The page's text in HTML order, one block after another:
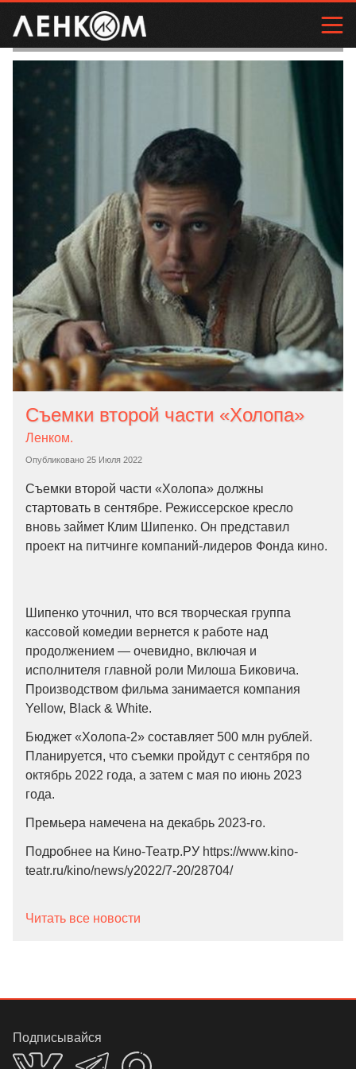
Съемки второй части «Холопа»
Опубликовано 25 Июля 2022
Ленком.
Съемки второй части «Холопа» должны
стартовать в сентябре. Режиссерское кресло
вновь займет Клим Шипенко. Он представил
проект на питчинге компаний-лидеров Фонда кино.
Шипенко уточнил, что вся творческая группа
кассовой комедии вернется к работе над
продолжением — очевидно, включая и
исполнителя главной роли Милоша Биковича.
Производством фильма занимается компания
Yellow, Black & White.
Бюджет «Холопа-2» составляет 500 млн рублей.
Планируется, что съемки пройдут с сентября по
октябрь 2022 года, а затем с мая по июнь 2023
года.
Премьера намечена на декабрь 2023-го.
Подробнее на Кино-Театр.РУ https://www.kino-
teatr.ru/kino/news/y2022/7-20/28704/
Читать все новости
Подписывайся